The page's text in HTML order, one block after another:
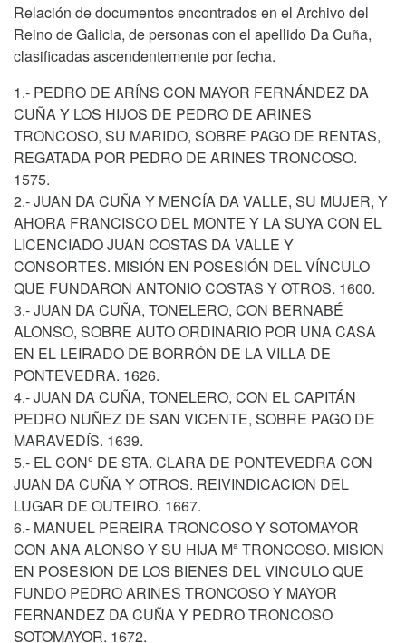
Relación de documentos encontrados en el Archivo del
Reino de Galicia, de personas con el apellido Da Cuña,
clasificadas ascendentemente por fecha.
1.- PEDRO DE ARÍNS CON MAYOR FERNÁNDEZ DA
CUÑA Y LOS HIJOS DE PEDRO DE ARINES
TRONCOSO, SU MARIDO, SOBRE PAGO DE RENTAS,
REGATADA POR PEDRO DE ARINES TRONCOSO.
1575.
2.- JUAN DA CUÑA Y MENCÍA DA VALLE, SU MUJER, Y
AHORA FRANCISCO DEL MONTE Y LA SUYA CON EL
LICENCIADO JUAN COSTAS DA VALLE Y
CONSORTES. MISIÓN EN POSESIÓN DEL VÍNCULO
QUE FUNDARON ANTONIO COSTAS Y OTROS. 1600.
3.- JUAN DA CUÑA, TONELERO, CON BERNABÉ
ALONSO, SOBRE AUTO ORDINARIO POR UNA CASA
EN EL LEIRADO DE BORRÓN DE LA VILLA DE
PONTEVEDRA. 1626.
4.- JUAN DA CUÑA, TONELERO, CON EL CAPITÁN
PEDRO NUÑEZ DE SAN VICENTE, SOBRE PAGO DE
MARAVEDÍS. 1639.
5.- EL CONº DE STA. CLARA DE PONTEVEDRA CON
JUAN DA CUÑA Y OTROS. REIVINDICACION DEL
LUGAR DE OUTEIRO. 1667.
6.- MANUEL PEREIRA TRONCOSO Y SOTOMAYOR
CON ANA ALONSO Y SU HIJA Mª TRONCOSO. MISION
EN POSESION DE LOS BIENES DEL VINCULO QUE
FUNDO PEDRO ARINES TRONCOSO Y MAYOR
FERNANDEZ DA CUÑA Y PEDRO TRONCOSO
SOTOMAYOR. 1672.